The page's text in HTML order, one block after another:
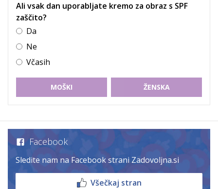
Ali vsak dan uporabljate kremo za obraz s SPF
zaščito?
Da
Ne
Včasih
MOŠKI ŽENSKA
Facebook
Sledite nam na Facebook strani Zadovoljna.si
Všečkaj stran